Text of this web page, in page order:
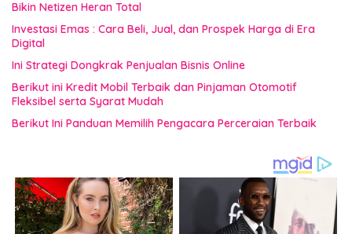
Bikin Netizen Heran Total
Investasi Emas : Cara Beli, Jual, dan Prospek Harga di Era
Digital
Ini Strategi Dongkrak Penjualan Bisnis Online
Berikut ini Kredit Mobil Terbaik dan Pinjaman Otomotif
Fleksibel serta Syarat Mudah
Berikut Ini Panduan Memilih Pengacara Perceraian Terbaik